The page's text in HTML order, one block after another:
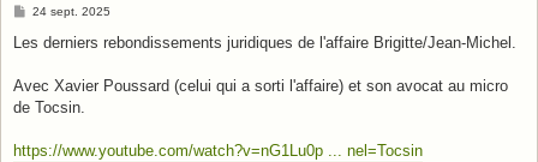
M
s
g
24 sept. 2025
Les derniers rebondissements juridiques de l'affaire Brigitte/Jean-Michel.
Avec Xavier Poussard (celui qui a sorti l'affaire) et son avocat au micro
de Tocsin.
https://www.youtube.com/watch?v=nG1Lu0p ... nel=Tocsin